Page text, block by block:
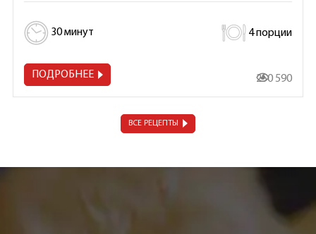
30 минут 4 порции
ПОДРОБНЕЕ 250 590
ВСЕ РЕЦЕПТЫ